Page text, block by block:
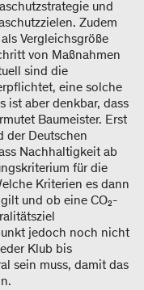
und
Zudem
Vergleichsgröße
von Maßnahmen
sind die
eine solche
ist aber denkbar, dass
Baumeister. Erst
der Deutschen
Nachhaltigkeit ab
für die
Kriterien es dann
und ob eine CO₂-
jedoch noch nicht
Klub bis
sein muss, damit das